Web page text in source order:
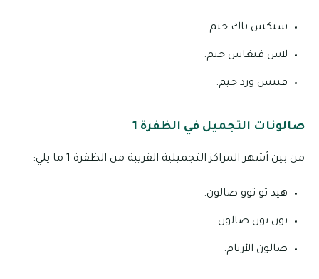
سيكس باك جيم.
لاس فيغاس جيم.
فتنس ورد جيم.
صالونات التجميل في الظفرة 1
من بين أشهر المراكز التجميلية القريبة من الظفرة 1 ما يلي:
هيد تو توو صالون.
بون بون صالون.
صالون الأريام.